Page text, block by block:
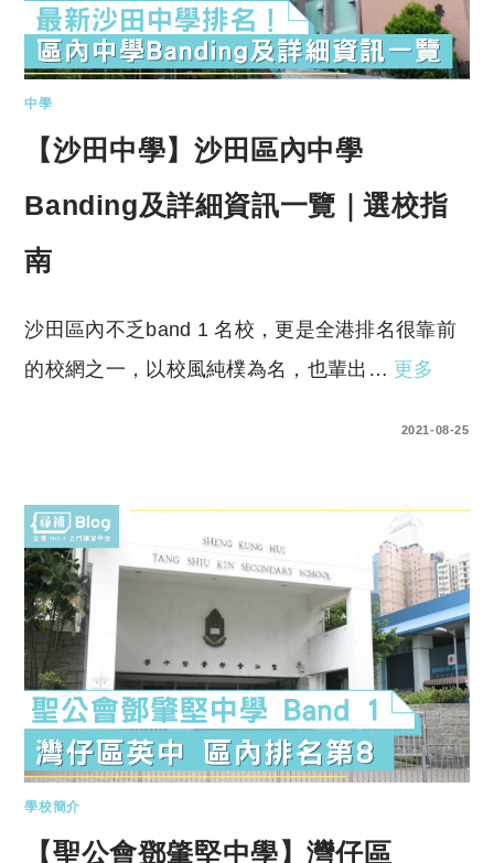
中學
【沙田中學】沙田區內中學
Banding及詳細資訊一覽｜選校指
南
沙田區內不乏band 1 名校，更是全港排名很靠前
的校網之一，以校風純樸為名，也輩出… 更多
2021-08-25
學校簡介
【聖公會鄧肇堅中學】灣仔區